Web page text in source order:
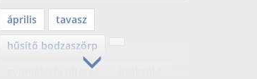
április
tavasz
hűsítő bodzaszörp
gyümölcsfa ültetés